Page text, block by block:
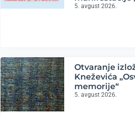
5. avgust 2026.
Otvaranje
Kneževića
memorije“
5. avgust 2026.